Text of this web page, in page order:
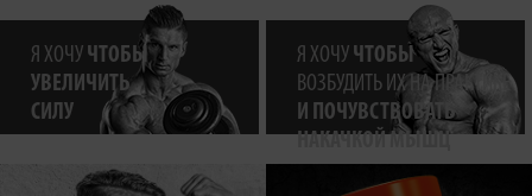
Я ХОЧУ ЧТОБЫ
УВЕЛИЧИТЬ
СИЛУ
Я ХОЧУ ЧТОБЫ
ВОЗБУДИТЬ ИХ НА ПРАКТИКЕ
И ПОЧУВСТВОВАТЬ
НАКАЧКОЙ МЫШЦ